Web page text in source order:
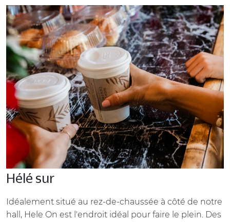
Hélé sur
Idéalement situé au rez-de-chaussée à côté de notre
hall, Hele On est l'endroit idéal pour faire le plein. Des